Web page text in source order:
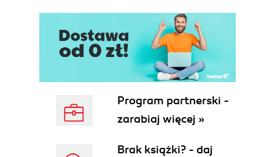
Polecenia tworzenia zespołów (229)
Umieszczanie istniejących części (230)
Modelowanie w kontekście zespołu (241)
Polecenia pomocnicze (262)
EdgeBar (263)
Praca z dużymi zespołami (269)
Program partnerski -
zarabiaj więcej »
Brak książki? - daj